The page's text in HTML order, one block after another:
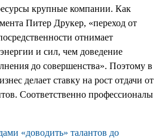
крупные компании. Как
Питер Друкер, «переход от
отнимает
и сил, чем доведение
до совершенства». Поэтому в
делает ставку на рост отдачи от
Соответственно профессионалы
«доводить» талантов до